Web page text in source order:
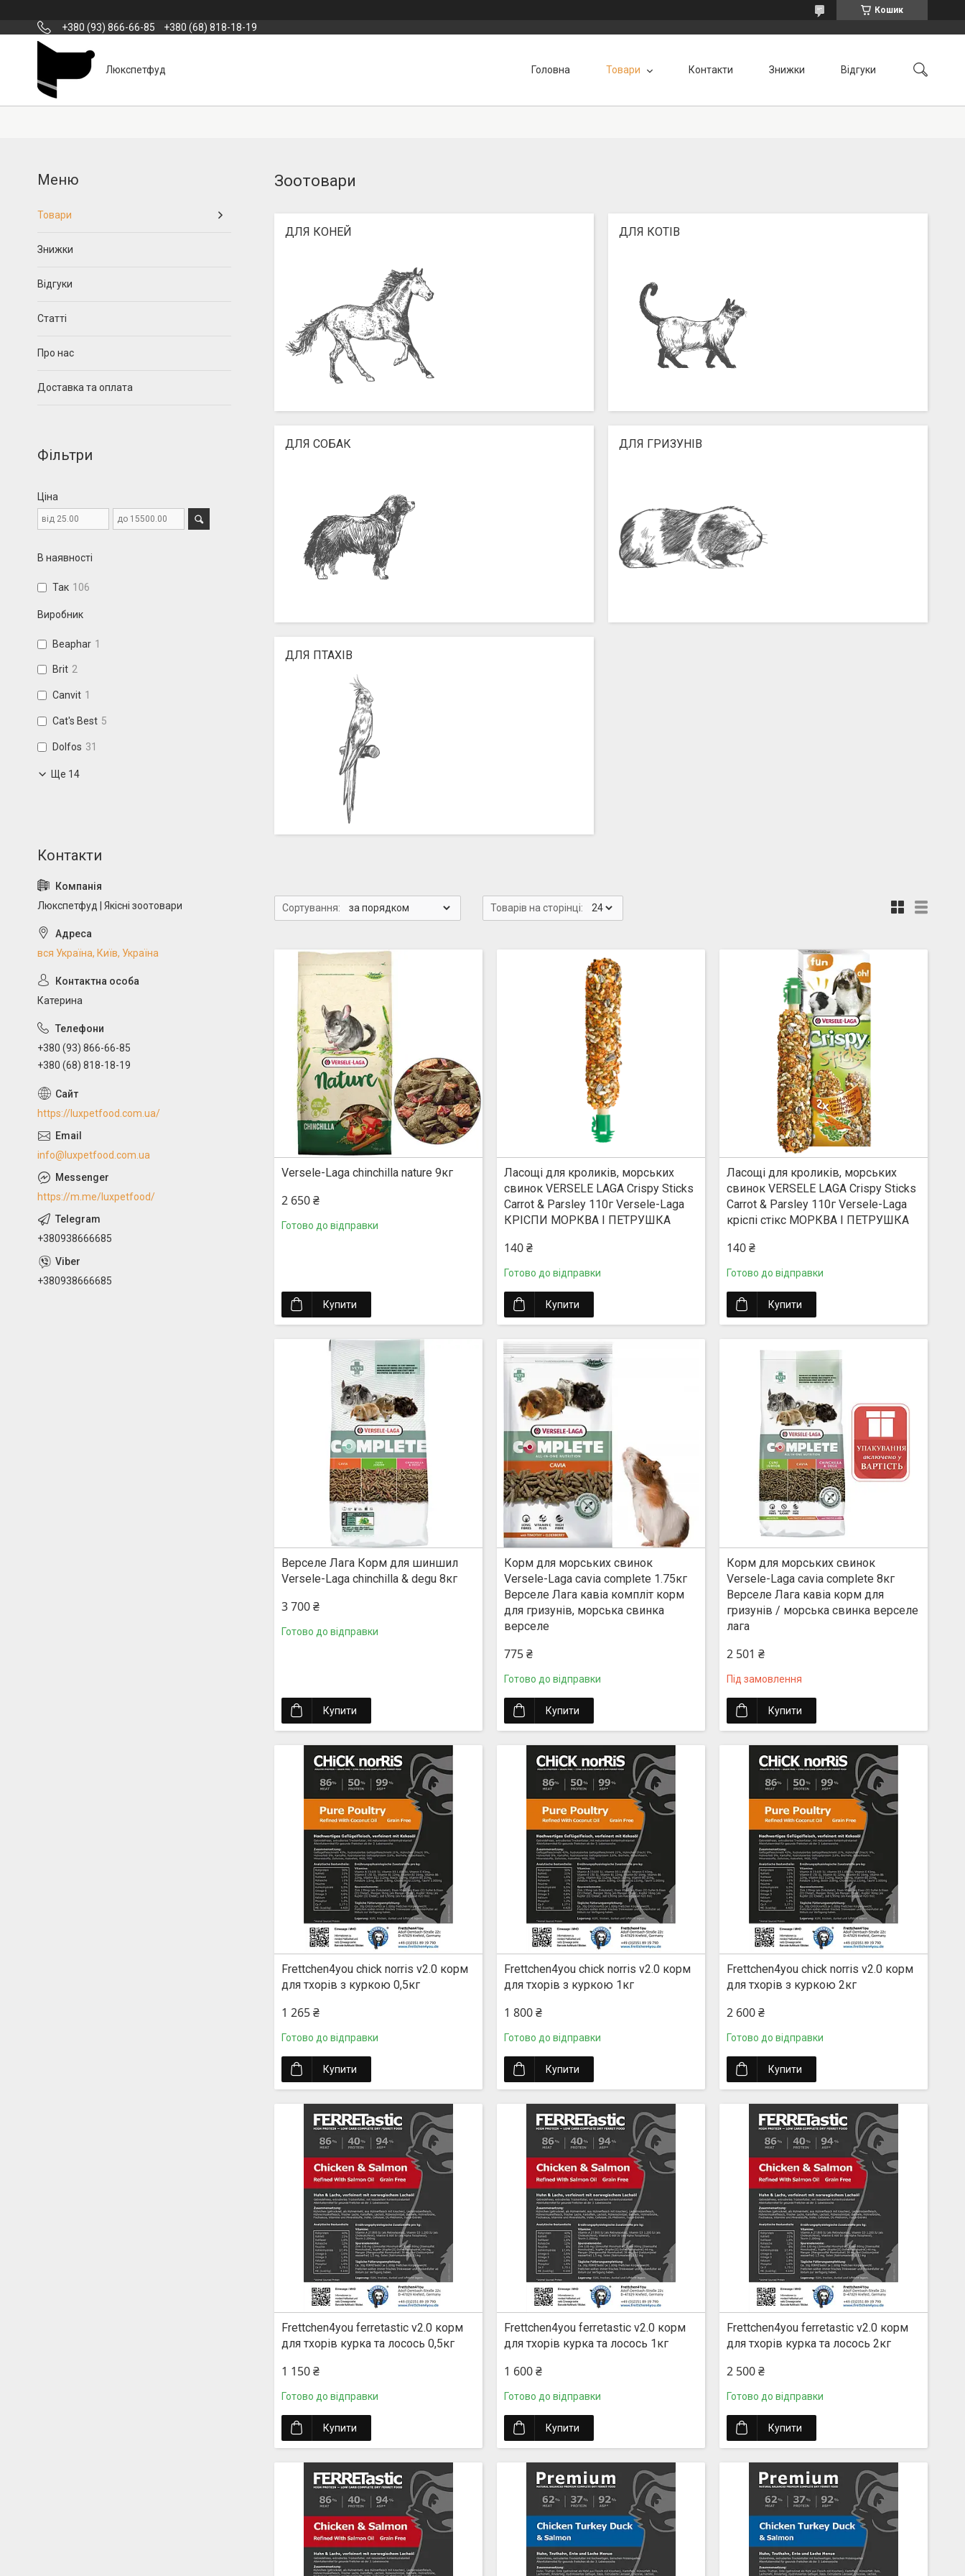
Кошик
+380 (93) 866-66-85 +380 (68) 818-18-19
Люкспетфуд Головна Товари Контакти Знижки Відгуки
Зоотовари
ДЛЯ КОНЕЙ ДЛЯ КОТІВ
ДЛЯ СОБАК ДЛЯ ГРИЗУНІВ
ДЛЯ ПТАХІВ
Versele-Laga chinchilla nature 9кг
2 650 ₴
Готово до відправки
Купити
Ласощі для кроликів, морських
свинок VERSELE LAGA Crispy Sticks
Carrot & Parsley 110г Versele-Laga
КРІСПИ МОРКВА І ПЕТРУШКА
140 ₴
Готово до відправки
Купити
Ласощі для кроликів, морських
свинок VERSELE LAGA Crispy Sticks
Carrot & Parsley 110г Versele-Laga
кріспі стікс МОРКВА І ПЕТРУШКА
140 ₴
Готово до відправки
Купити
Верселе Лага Корм для шиншил
Versele-Laga chinchilla & degu 8кг
3 700 ₴
Готово до відправки
Купити
Корм для морських свинок
Versele-Laga cavia complete 1.75кг
Верселе Лага кавіа компліт корм
для гризунів, морська свинка
верселе
775 ₴
Готово до відправки
Купити
Корм для морських свинок
Versele-Laga cavia complete 8кг
Верселе Лага кавіа корм для
гризунів / морська свинка верселе
лага
2 501 ₴
Під замовлення
Купити
Frettchen4you chick norris v2.0 корм
для тхорів з куркою 0,5кг
1 265 ₴
Готово до відправки
Купити
Frettchen4you chick norris v2.0 корм
для тхорів з куркою 1кг
1 800 ₴
Готово до відправки
Купити
Frettchen4you chick norris v2.0 корм
для тхорів з куркою 2кг
2 600 ₴
Готово до відправки
Купити
Frettchen4you ferretastic v2.0 корм
для тхорів курка та лосось 0,5кг
1 150 ₴
Готово до відправки
Купити
Frettchen4you ferretastic v2.0 корм
для тхорів курка та лосось 1кг
1 600 ₴
Готово до відправки
Купити
Frettchen4you ferretastic v2.0 корм
для тхорів курка та лосось 2кг
2 500 ₴
Готово до відправки
Купити
Товари
Знижки
Відгуки
Статті
Про нас
Доставка та оплата
Фільтри
Ціна
В наявності
Так 106
Виробник
Beaphar 1
Brit 2
Canvit 1
Cat's Best 5
Dolfos 31
Ще 14
Люкспетфуд | Якісні зоотовари
вся Україна, Київ, Україна
Катерина
+380 (93) 866-66-85
+380 (68) 818-18-19
https://luxpetfood.com.ua/
info@luxpetfood.com.ua
https://m.me/luxpetfood/
+380938666685
+380938666685